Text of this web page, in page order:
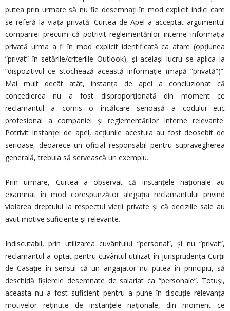
putea prin urmare să nu fie desemnaţi în mod explicit indici care
se referă la viaţa privată. Curtea de Apel a acceptat argumentul
companiei precum că potrivit reglementărilor interne informaţia
privată urma a fi în mod explicit identificată ca atare (opţiunea
”privat” în setările/criteriile Outlook), şi acelaşi lucru se aplica la
”dispozitivul ce stochează această informaţie (mapă ”privată”)”.
Mai mult decât atât, instanţa de apel a concluzionat că
concedierea nu a fost disproporţionată din moment ce
reclamantul a comis o încălcare serioasă a codului etic
profesional a companiei şi reglementărilor interne relevante.
Potrivit instanţei de apel, acţiunile acestuia au fost deosebit de
serioase, deoarece un oficial responsabil pentru supravegherea
generală, trebuia să servească un exemplu.
Prin urmare, Curtea a observat că instanţele naţionale au
examinat în mod corespunzător alegaţia reclamantului privind
violarea dreptului la respectul vieţii private şi că deciziile sale au
avut motive suficiente şi relevante.
Indiscutabil, prin utilizarea cuvântului “personal”, și nu “privat”,
reclamantul a optat pentru cuvântul utilizat în jurisprudenţa Curţii
de Casaţie în sensul că un angajator nu putea în principiu, să
deschidă fişierele desemnate de salariat ca “personale”. Totuşi,
aceasta nu a fost suficient pentru a pune în discuţie relevanţa
motivelor reţinute de instanţele naţionale, din moment ce